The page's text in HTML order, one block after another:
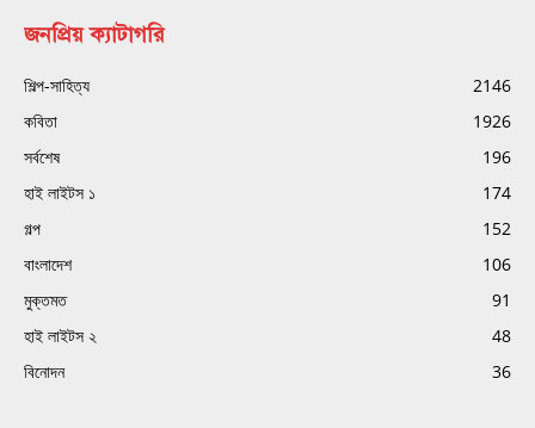
জনপ্রিয় ক্যাটাগরি
শিল্প-সাহিত্য
2146
কবিতা
1926
সর্বশেষ
196
হাই লাইটস ১
174
গল্প
152
বাংলাদেশ
106
মুক্তমত
91
হাই লাইটস ২
48
বিনোদন
36